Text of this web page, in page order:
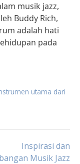
musik jazz,
Buddy Rich,
adalah hati
pada
utama dari
Inspirasi dan
Musik Jazz